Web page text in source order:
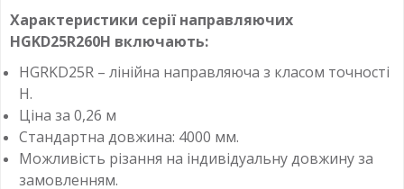
Характеристики серії направляючих
HGKD25R260H включають:
HGRKD25R – лінійна направляюча з класом точності
H.
Ціна за 0,26 м
Стандартна довжина: 4000 мм.
Можливість різання на індивідуальну довжину за
замовленням.